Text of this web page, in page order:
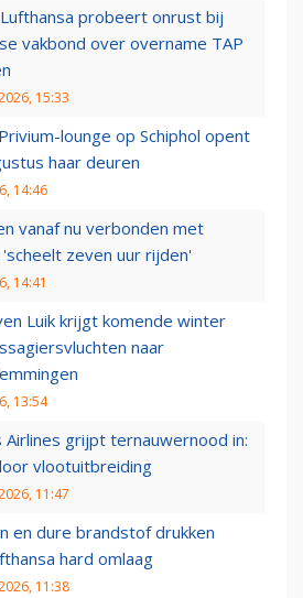
probeert onrust bij
vakbond over overname TAP
15:33
lounge op Schiphol opent
haar deuren
14:46
vanaf nu verbonden met
zeven uur rijden'
14:41
Luik krijgt komende winter
naar
13:54
Airlines grijpt ternauwernood in:
vlootuitbreiding
11:47
en dure brandstof drukken
hard omlaag
11:38